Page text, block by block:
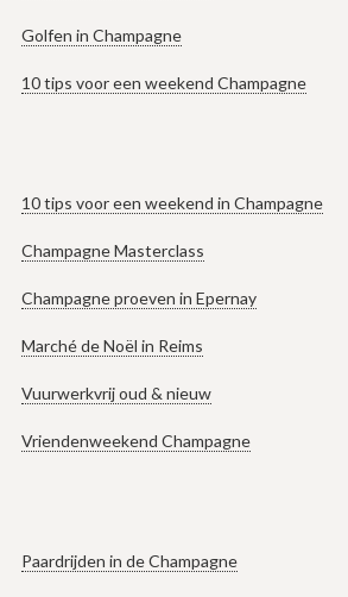
Golfen in Champagne
10 tips voor een weekend Champagne
10 tips voor een weekend in Champagne
Champagne Masterclass
Champagne proeven in Epernay
Marché de Noël in Reims
Vuurwerkvrij oud & nieuw
Vriendenweekend Champagne
Paardrijden in de Champagne